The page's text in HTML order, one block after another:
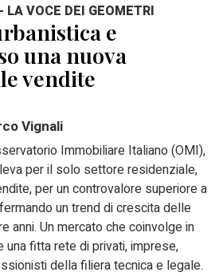
LA VOCE DEI GEOMETRI
e
una nuova
vendite
Vignali
Immobiliare Italiano (OMI),
per il solo settore residenziale,
per un controvalore superiore a
un trend di crescita delle
anni. Un mercato che coinvolge in
fitta rete di privati, imprese,
della filiera tecnica e legale.